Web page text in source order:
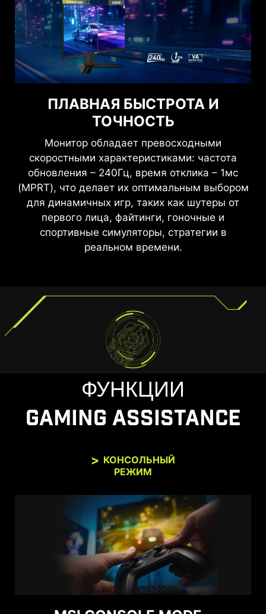
ПЛАВНАЯ БЫСТРОТА И
ТОЧНОСТЬ
Монитор обладает превосходными
скоростными характеристиками: частота
обновления – 240Гц, время отклика – 1мс
(MPRT), что делает их оптимальным выбором
для динамичных игр, таких как шутеры от
первого лица, файтинги, гоночные и
спортивные симуляторы, стратегии в
реальном времени.
КОМФОРТНО
Технологии Anti-Flicker и Less Blue Light
обеспечивают комфортное восприятие
изображения благодаря уменьшению
мерцания и более низкому уровню синего
света. Вы можете играть дольше, не
испытывая усталости глаз.
ФУНКЦИИ
GAMING ASSISTANCE
КОНСОЛЬНЫЙ
РЕЖИМ